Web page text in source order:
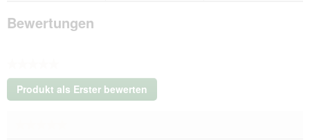
Bewertungen
Kein
Beurteilungswert
Produkt als Erster bewerten
.